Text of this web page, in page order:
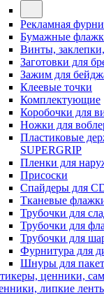
Рекламная
Бумажные
Винты,
Заготовки для
Зажим для
Клеевые точки
Комплектующие
Коробочки для
Ножки для
Пластиковые
SUPERGRIP
Пленки для
Присоски
Спайдеры для
Тканевые
Трубочки для
Трубочки для
Трубочки для
Фурнитура для
Шнуры для
ценники,
липкие